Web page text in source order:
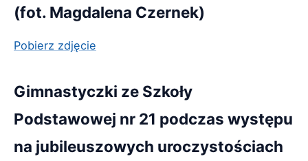
(fot. Magdalena Czernek)
Pobierz zdjęcie
Gimnastyczki ze Szkoły
Podstawowej nr 21 podczas występu
na jubileuszowych uroczystościach